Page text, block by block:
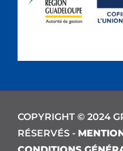
COPYRIGHT © 2024
RÉSERVÉS -